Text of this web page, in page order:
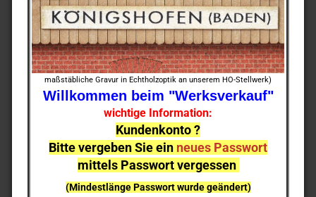
maßstäbliche Gravur in Echtholzoptik an unserem HO-Stellwerk)
Willkommen beim "Werksverkauf"
wichtige Information:
Kundenkonto ?
Bitte vergeben Sie ein neues Passwort
mittels Passwort vergessen
(Mindestlänge Passwort wurde geändert)